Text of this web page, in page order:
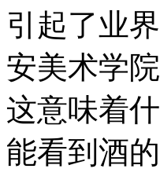
引起了业
安美术学
这意味着
能看到酒